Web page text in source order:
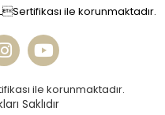
ile korunmaktadır.
ile korunmaktadır.
Saklıdır